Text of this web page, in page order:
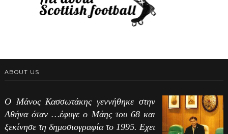
ABOUT US
Ο Μάνος Κασσωτάκης γεννήθηκε στην
Αθήνα όταν …έφυγε ο Μάης του 68 και
ξεκίνησε τη δημοσιογραφία το 1995. Εχει